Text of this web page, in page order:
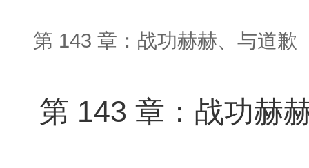
第 143 章：战功赫赫、与道歉
第 143 章：战功赫